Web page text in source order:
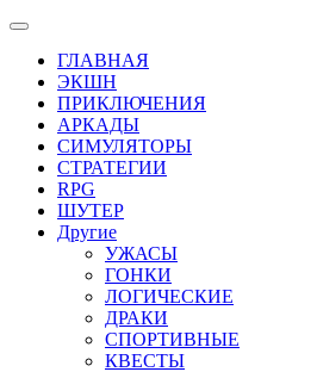
ГЛАВНАЯ
ЭКШН
ПРИКЛЮЧЕНИЯ
АРКАДЫ
СИМУЛЯТОРЫ
СТРАТЕГИИ
RPG
ШУТЕР
Другие
УЖАСЫ
ГОНКИ
ЛОГИЧЕСКИЕ
ДРАКИ
СПОРТИВНЫЕ
КВЕСТЫ